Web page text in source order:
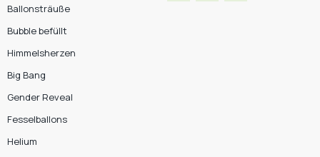
Ballonsträuße
Bubble befüllt
Himmelsherzen
Big Bang
Gender Reveal
Fesselballons
Helium